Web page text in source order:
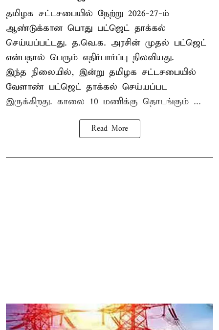
தமிழக சட்டசபையில் நேற்று 2026-27-ம்
ஆண்டுக்கான பொது பட்ஜெட் தாக்கல்
செய்யப்பட்டது. த.வெ.க. அரசின் முதல் பட்ஜெட்
என்பதால் பெரும் எதிர்பார்ப்பு நிலவியது.
இந்த நிலையில், இன்று தமிழக சட்டசபையில்
வேளாண் பட்ஜெட் தாக்கல் செய்யப்பட
இருக்கிறது. காலை 10 மணிக்கு தொடங்கும் ...
Read More